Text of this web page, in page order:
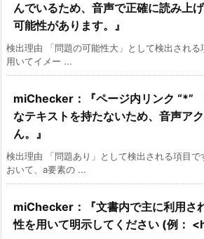
んでいるため、音声で正確に読み上
可能性があります。』
検出理由 「問題の可能性大」として検出され
用いてイメー ...
miChecker：『ページ内リンク “*”
なテキストを持たないため、音声ア
ん。』
検出理由 「問題あり」として検出される項目で
おいて、a要素の ...
miChecker：『文書内で主に利用さ
性を用いて明示してください (例：